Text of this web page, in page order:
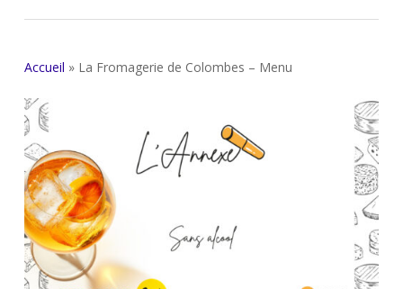
Accueil » La Fromagerie de Colombes – Menu